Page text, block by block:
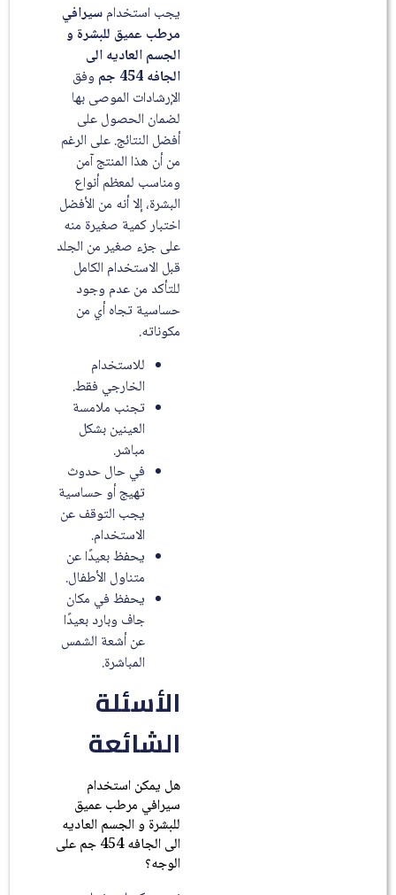
يجب استخدامسيرافي
مرطب عميق للبشرة و
الجسم العاديه الى
الجافه 454 جم
وفق
الإرشادات الموصى بها
لضمان الحصول على
أفضل النتائج. على الرغم
من أن هذا المنتج آمن
ومناسب لمعظم أنواع
البشرة، إلا أنه من الأفضل
اختبار كمية صغيرة منه
على جزء صغير من الجلد
قبل الاستخدام الكامل
للتأكد من عدم وجود
حساسية تجاه أي من
مكوناته.
للاستخدام
الخارجي فقط.
تجنب ملامسة
العينين بشكل
مباشر.
في حال حدوث
تهيج أو حساسية
يجب التوقف عن
الاستخدام.
يحفظ بعيدًا عن
متناول الأطفال.
يحفظ في مكان
جاف وبارد بعيدًا
عن أشعة الشمس
المباشرة.
الأسئلة
الشائعة
هل يمكن استخدام
سيرافي مرطب عميق
للبشرة و الجسم العاديه
الى الجافه 454 جم على
الوجه؟